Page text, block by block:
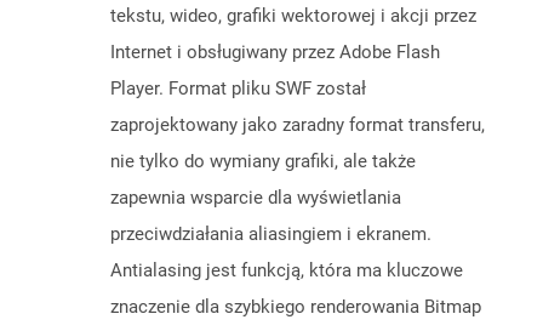
tekstu, wideo, grafiki wektorowej i akcji przez
Internet i obsługiwany przez Adobe Flash
Player. Format pliku SWF został
zaprojektowany jako zaradny format transferu,
nie tylko do wymiany grafiki, ale także
zapewnia wsparcie dla wyświetlania
przeciwdziałania aliasingiem i ekranem.
Antialasing jest funkcją, która ma kluczowe
znaczenie dla szybkiego renderowania Bitmap